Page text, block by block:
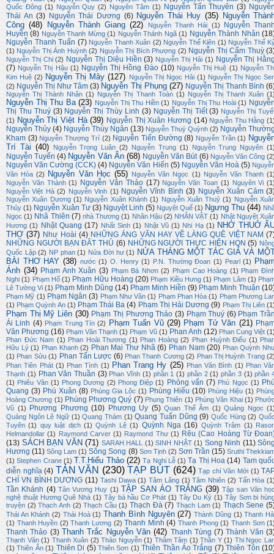
Quốc Đông (1) Nguyễn Quy (2) Nguyên Tâm (1) Nguyễn Tấn Thuyên (3)
Thái An (3) Nguyễn Thái Dương (6) Nguyễn Thái Huy (35)
Nguyễn
Công (48) Nguyễn Thành Giang (22) Nguyễn Thanh Hải (1)
Nguyễn
Huyền (8) Nguyễn Thanh Mừng (1) Nguyễn Thánh Ngã (1) Nguyễn Thành Nhân
Nguyễn Thanh Tuấn (7) Nguyễn Thanh Xuân (2) Nguyễn Thế Kiên (1) Nguyễn Thế
(1) Nguyễn Thị Ánh Huỳnh (2) Nguyễn Thị Bích Phượng (2) Nguyễn Thị Cẩm Thuỳ
Nguyễn Thị Chi (2) Nguyễn Thị Diệu Hiền (3) Nguyễn Thị Hải (1) Nguyễn Thị
(7) Nguyễn Thị Hậu (1) Nguyễn Thị Hồng Đào (10) Nguyễn Thị Huệ (1) Nguyễn
Kim Huệ (2) Nguyễn Thị Mây (127) Nguyễn Thị Ngọc Hải (1) Nguyễn Thị Ngọc
(2) Nguyễn Thị Như Tâm (3) Nguyễn Thị Phụng (27) Nguyễn Thị Thanh Bình
Nguyễn Thị Thành Nhân (1) Nguyễn Thị Thanh Toàn (1) Nguyễn Thị Thanh Xuân
Nguyễn Thị Thu Ba (23) Nguyễn Thị Thu Hiền (1) Nguyễn Thị Thu Hoài (1)
Thị Thu Thuý (3) Nguyễn Thị Thùy Linh (3) Nguyễn Thị Tiết (3) Nguyễn Thị
(1) Nguyễn Thị Việt Hà (39) Nguyễn Thị Xuân Hương (14) Nguyễn Thu Hằng
Nguyễn Thủy (4) Nguyễn Thúy Ngân (13) Nguyễn Thuý Quỳnh (2) Nguyễn
Kham (3) Nguyễn Thượng Trí (2) Nguyễn Tiến Đường (8) Nguyễn Trần (1)
Trí Tài (40) Nguyễn Trọng Luân (2) Nguyễn Trung (1) Nguyễn Trung Nguyên
Nguyễn Tuyển (4) Nguyễn Văn Ân (68) Nguyễn Văn Bút (6) Nguyễn Văn Công
Nguyễn Văn Cường (CCK) (4) Nguyễn Văn Hiến (5) Nguyễn Văn Hoà (5)
Văn Hòa (2) Nguyễn Văn Học (55) Nguyễn Văn Ngọc (1) Nguyễn Văn Thanh
Nguyễn Văn Thành (1) Nguyễn Văn Thảo (17) Nguyễn Văn Toan (1) Nguyên Vi
Nguyễn Việt Hà (2) Nguyễn Vinh (1) Nguyễn Vĩnh Bình (3) Nguyễn Xuân Cảm
Nguyễn Xuân Dương (1) Nguyễn Xuân Khánh (1) Nguyễn Xuân Thuỷ (1) Nguyễn
Thủy (1) Nguyễn Xuân Tư (3) Nguyệt Linh (5) Nguyệt Quế (1) Ngưng Thu (44)
Ngọc (1) Nhã Thiên (7) nhà Thương (1) Nhân Hậu (2) NHÂN VẬT (1) Nhật Nguyệt
Hương (1) Nhật Quang (17) Nhất Sinh (1) Nhật Vũ (1) Nhi Hạ (1) NHỚ THUỞ
THƠ (37) Như Hoài (4) NHỮNG ÁNG VĂN HAY VỀ LÀNG QUÊ VIỆT NAM
NHỮNG NGƯỜI BẠN ĐÂT THỦ (6) NHỮNG NGƯỜI THỰC HIỆN HQN (5)
Quốc Lập (2) NP phan (1) Nửa Đời hư (1) NỬA THÁNG MỘT TÁC GIẢ VÀ
BÀI THƠ HAY (38) nước (1) O. Henry (1) P.N. Thường Đoan (1) Pearl (1)
Ánh (34) Phạm Anh Xuân (3) Phạm Bá Nhơn (2) Phạm Cao Hoàng (1) Phạm
Nghi (1) Phạm Hổ (1) Phạm Hữu Hoàng (20) Phạm Kiều Hưng (1) Phạm Lâm (1)
Lê Tường Vi (1) Phạm Minh Dũng (14) Phạm Minh Hiền (9) Phạm Minh Thuận
Phạm Mỹ (1) Phạm Ngân (3) Phạm Như Vân (1) Phạm Phan Hòa (1) Phạm Phương
(1) Phạm Quỳnh An (1) Phạm Thái Ba (4) Phạm Thị Hải Dương (9) Phạm Thị Liên
Phạm Thị Mỹ Liên (30) Phạm Thị Phương Thảo (3) Phạm Thuý (6) Phạm
Ái Linh (4) Phạm Trung Tín (2) Phạm Tuấn Vũ (29) Phạm Tử Văn (21)
Văn Phương (16) Phạm Văn Thạnh (1) Phạm Vũ (1) Phan Anh (12) Phan Cung Việt
Phan Đức Nam (1) Phan Hoài Thương (1) Phan Hoàng (2) Phan Huỳnh Điểu (1)
Hữu Lý (1) Phan Khanh (2) Phan Mai Thư Nhã (6) Phan Nam (20) Phan Quỳnh
(1) Phan Sửu (1) Phan Tấn Lược (6) Phan Thanh Cương (2) Phan Thị Huỳnh Trang
Phan Tiên Phát (1) Phan Tình (1) Phan Trang Hy (25) Phan Văn Bình (1) Phan
Thạnh (1) Phan Văn Thuần (3) Phan Vĩnh (1) phần 1 (1) phần 2 (1) phần 3 (1) phần
(1) Phiêu Vân (1) Phong Dương (2) Phong Điệp (1) Phỏng vấn (7) Phú Ngọc (1)
Quang (3) Phú Xuân (8) Phùng Gia Lộc (1) Phùng Hiếu (10) Phùng Hiệu (1)
Hoàng Chương (1) Phùng Phương Quý (7) Phụng Thiên (1) Phùng Văn Khai (1)
Vũ (1) Phương Phương (10) Phương Uy (5) Quan Thế Âm (1) Quảng Ngọc
Quảng Ngôn Lê Ngữ (1) Quang Thám (1) Quang Tuấn Dũng (9) Quốc Hùng (2)
Tuyên (1) quy luật dịch (1) Quỳnh Lệ (1) Quỳnh Nga (16) Quỳnh Trâm (1)
Helmandollar (1) Raymond Carver (1) Raymond Thư (1) Rêu (Cao Hoàng Từ
(13) SÁCH BẠN VĂN (71) SARAH HALL (1) SINH NHẬT (1) Song Ninh (11)
Hương (11) Sông Lam (1) Sông Song (8) Sơn Tịnh (2) Sơn Trần (15) Sruthi
(1) Stephen Crane (1) T.T.Hiếu Thảo (22) Tạ Nghi Lễ (1) Tạ Thị Hoa (14) Tam
diễn nghĩa (4) TẢN VĂN (230) TẠP BÚT (624) Tạp chí Văn Mới (1)
CHÍ VN BÌNH DƯƠNG (11) Tashi Dawa (1) Tâm Lãng (1) Tâm Nhiên (2) Tấn Hòa
Tần Khánh (4) Tân Vương Huy (1) TẬP SAN ÁO TRẮNG (39) Tập san Văn
nghệ thuật Hương Quê Nhà (1) Tây bá hầu Cơ Phát (1) Tây Du Ký (1) Tây Sơn bi
truyện (2) Thạch Anh (2) Thạch Cầu (1) Thạch Đà (7) Thạch Lam (1) Thạch Sene
Thái An Khánh (2) Thái Hoà (1) Thanh Bình Nguyên (27) Thành Dũng (1) Thanh
(1) Thanh Huyền (2) Thanh Lương (2) Thanh Minh (4) Thanh Phong (1) Thanh Sơn
Thanh Thảo (3) Thanh Trắc Nguyễn Văn (42) Thanh Tùng (7) Thành Văn
Thạnh Văn (1) Thanh Xuân (2) Thảo Nguyễn (1) Thâm Tâm (1) Thần Y (1) Thi Ngọc
(1) Thiên Ân (1) Thiên Di (5) Thiên Sơn (1) Thiên Thần Áo Trắng (7) Thiên Tôn